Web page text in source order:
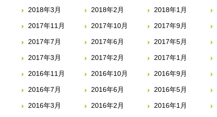
2018年3月 2018年2月 2018年1月
2017年11月 2017年10月 2017年9月
2017年7月 2017年6月 2017年5月
2017年3月 2017年2月 2017年1月
2016年11月 2016年10月 2016年9月
2016年7月 2016年6月 2016年5月
2016年3月 2016年2月 2016年1月